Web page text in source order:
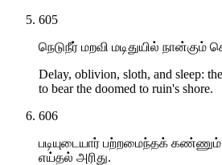
605
நெடுநீர் மறவி மடிதுயில் நான்கும்
Delay, oblivion, sloth, and sleep:
to bear the doomed to ruin's shore.
606
படியுடையார் பற்றமைந்தக்
எய்தல் அரிது.